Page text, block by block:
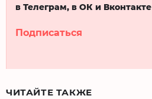
в Телеграм, в ОК и Вконтакте
Подписаться
ЧИТАЙТЕ ТАКЖЕ